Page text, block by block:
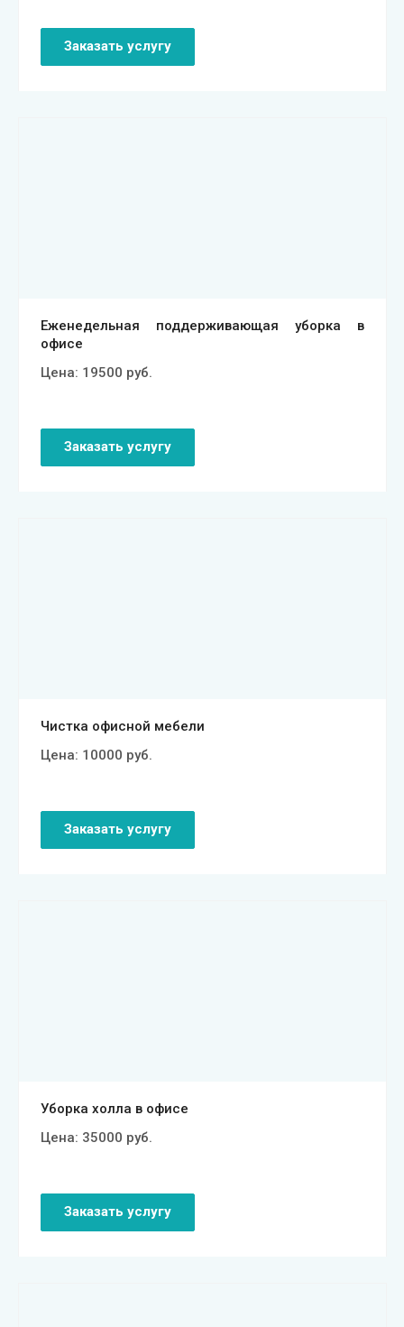
Заказать услугу
Еженедельная поддерживающая уборка в
офисе
Цена: 19500 руб.
Заказать услугу
Чистка офисной мебели
Цена: 10000 руб.
Заказать услугу
Уборка холла в офисе
Цена: 35000 руб.
Заказать услугу